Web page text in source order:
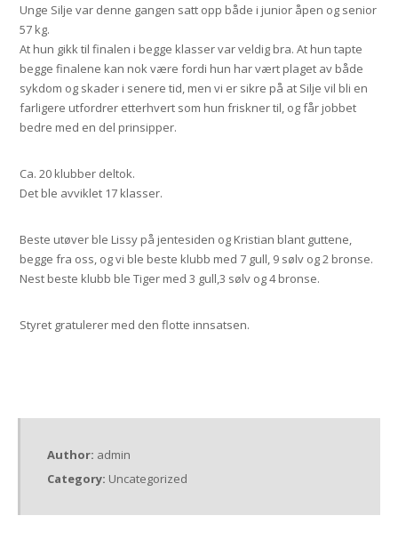
Unge Silje var denne gangen satt opp både i junior åpen og senior
57 kg.
At hun gikk til finalen i begge klasser var veldig bra. At hun tapte
begge finalene kan nok være fordi hun har vært plaget av både
sykdom og skader i senere tid, men vi er sikre på at Silje vil bli en
farligere utfordrer etterhvert som hun friskner til, og får jobbet
bedre med en del prinsipper.
Ca. 20 klubber deltok.
Det ble avviklet 17 klasser.
Beste utøver ble Lissy på jentesiden og Kristian blant guttene,
begge fra oss, og vi ble beste klubb med 7 gull, 9 sølv og 2 bronse.
Nest beste klubb ble Tiger med 3 gull,3 sølv og 4 bronse.
Styret gratulerer med den flotte innsatsen.
Author: admin
Category: Uncategorized